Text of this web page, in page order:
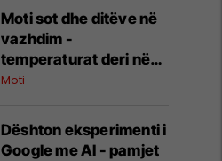
Moti sot dhe ditëve në
vazhdim -
temperaturat deri në
35 gradë Celsius
Moti
Dështon eksperimenti i
Google me AI - pamjet